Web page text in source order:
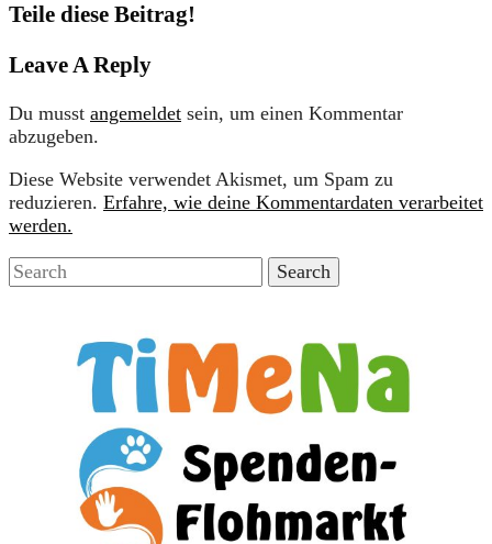
Teile diese Beitrag!
Leave A Reply
Du musst angemeldet sein, um einen Kommentar
abzugeben.
Diese Website verwendet Akismet, um Spam zu
reduzieren. Erfahre, wie deine Kommentardaten verarbeitet
werden.